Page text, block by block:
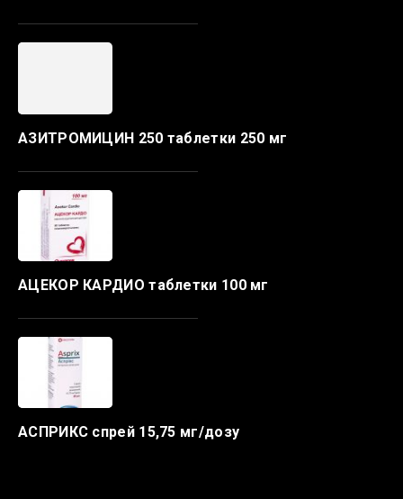
АЗИТРОМИЦИН 250 таблетки 250 мг
АЦЕКОР КАРДИО таблетки 100 мг
АСПРИКС спрей 15,75 мг/дозу